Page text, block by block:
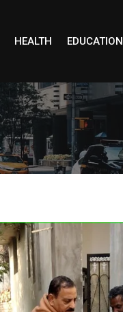
HEALTH EDUCATION